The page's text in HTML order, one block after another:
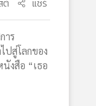
ต์ แชร์
าร
ปสู่โลกของ
งสือ “เธอ